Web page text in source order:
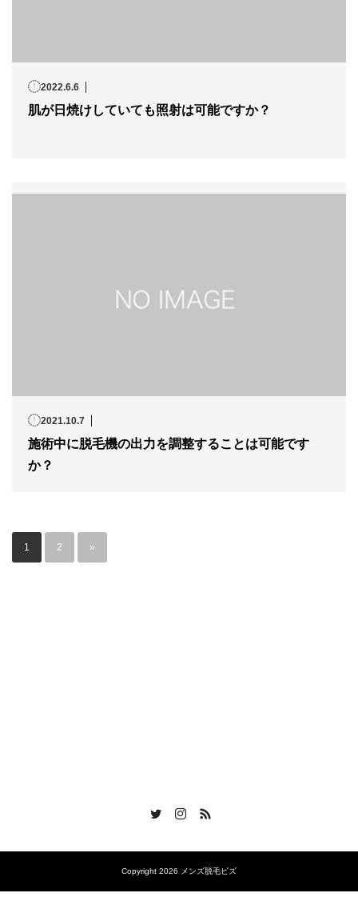
2022.6.6
肌が日焼けしていても照射は可能ですか？
2021.10.7
施術中に脱毛機の出力を調整することは可能です
か？
1 2 »
Twitter Instagram
Copyright 2026 メンズ脱毛ビズ